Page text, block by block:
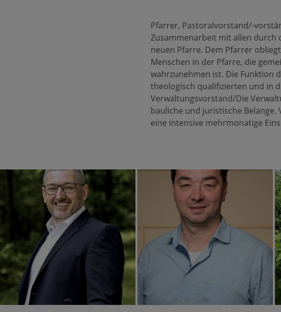
Pfarrer, Pastoralvorstand/-
Zusammenarbeit mit allen durch
neuen Pfarre. Dem Pfarrer
Menschen in der Pfarre, die
wahrzunehmen ist. Die Funktion
theologisch qualifizierten und in
Verwaltungsvorstand/Die
bauliche und juristische
eine intensive mehrmonatige